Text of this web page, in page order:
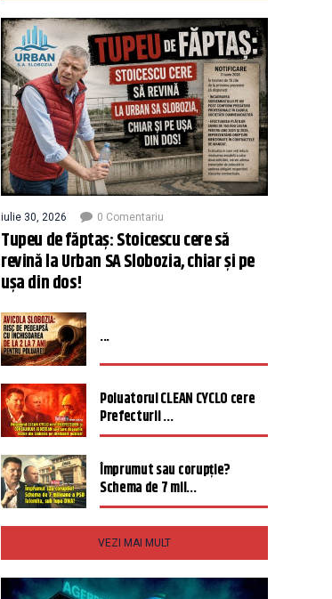
iulie 30, 2026 0 Comentariu
Tupeu de făptaș: Stoicescu cere să
revină la Urban SA Slobozia, chiar și pe
ușa din dos!
...
Poluatorul CLEAN CYCLO cere
Prefecturii ...
Împrumut sau corupție?
Schema de 7 mil...
VEZI MAI MULT